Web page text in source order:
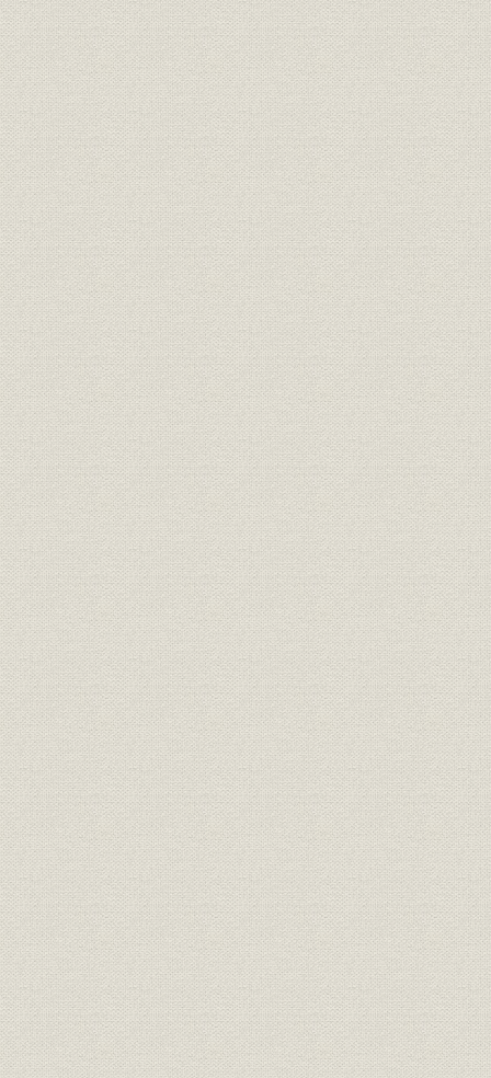
2. 山梨工場の建設
3. 芝浦工場の増設
4. 地方工場の建設と生産マップの形成
第4節 売上高の増大
1. 電電公社
2. 官公庁
3. 一般民需
第2章 躍進する有線通信事業
第1節 クロスバ交換機の増産
1. 標準交換機の完成
(1) 機種開発と増産体制の確立
(2) 電電公社新サービス実用化への協力
2. 海外進出の開始
(1) 発展途上国への進出
(2) NDBの設立と海外生産
3. 私設交換機の伸長
第2節 伝送通信事業の発展
1. 事業規模の拡大
2. めざましい新製品の開発
(1) PCM通信方式の登場
(2) FDM方式装置の開発
(3) 画像伝送装置の開発
(4) 衛星通信地球局用装置
(5) 新実装方式